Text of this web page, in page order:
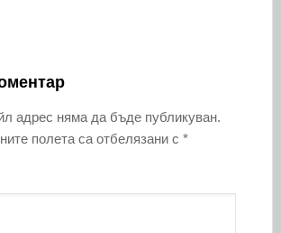
адрес няма да бъде публикуван.
полета са отбелязани с *